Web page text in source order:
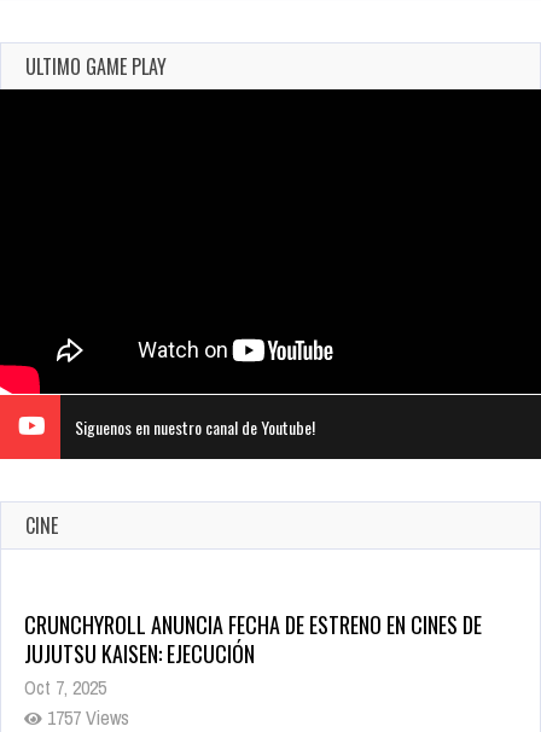
ULTIMO GAME PLAY
Siguenos en nuestro canal de Youtube!
CINE
CRUNCHYROLL ANUNCIA FECHA DE ESTRENO EN CINES DE
JUJUTSU KAISEN: EJECUCIÓN
Oct 7, 2025
1757 Views